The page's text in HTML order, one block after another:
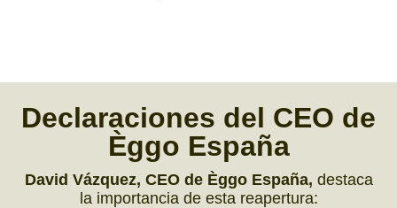
Declaraciones del CEO de
Èggo España
David Vázquez, CEO de Èggo España, destaca
la importancia de esta reapertura: